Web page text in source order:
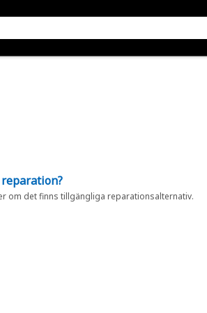
om det finns tillgängliga reparationsalternativ.